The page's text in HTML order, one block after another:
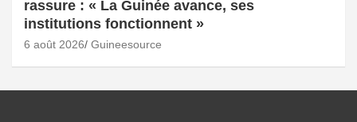
rassure : « La Guinée avance, ses
institutions fonctionnent »
6 août 2026 Guineesource